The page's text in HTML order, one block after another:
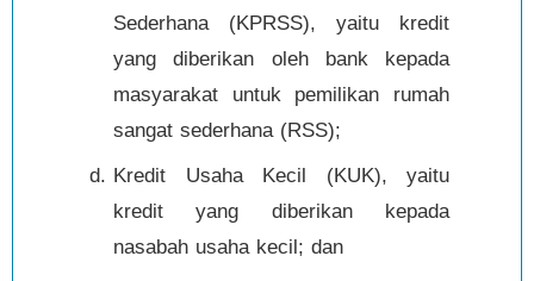
Sederhana (KPRSS), yaitu kredit
yang diberikan oleh bank kepada
masyarakat untuk pemilikan rumah
sangat sederhana (RSS);
Kredit Usaha Kecil (KUK), yaitu
kredit yang diberikan kepada
nasabah usaha kecil; dan